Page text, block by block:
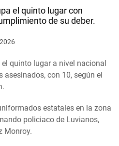
el quinto lugar con
de su deber.
quinto lugar a nivel nacional
con 10, según el
estatales en la zona
policiaco de Luvianos,
Monroy.